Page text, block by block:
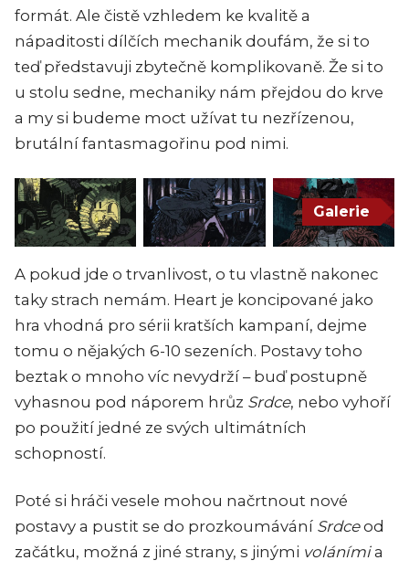
formát. Ale čistě vzhledem ke kvalitě a
nápaditosti dílčích mechanik doufám, že si to
teď představuji zbytečně komplikovaně. Že si to
u stolu sedne, mechaniky nám přejdou do krve
a my si budeme moct užívat tu nezřízenou,
brutální fantasmagořinu pod nimi.
Galerie
A pokud jde o trvanlivost, o tu vlastně nakonec
taky strach nemám. Heart je koncipované jako
hra vhodná pro sérii kratších kampaní, dejme
tomu o nějakých 6-10 sezeních. Postavy toho
beztak o mnoho víc nevydrží – buď postupně
vyhasnou pod náporem hrůz Srdce, nebo vyhoří
po použití jedné ze svých ultimátních
schopností.
Poté si hráči vesele mohou načrtnout nové
postavy a pustit se do prozkoumávání Srdceod
začátku, možná z jiné strany, s jinými volánímia